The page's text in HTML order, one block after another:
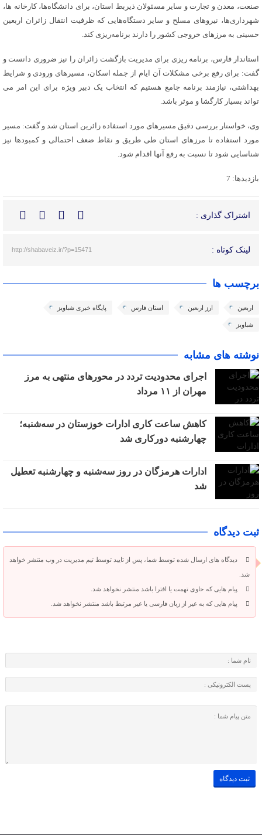
صنعت، معدن و تجارت و سایر مسئولان ذیربط استان، برای دانشگاه‌ها، کارخانه ها،
شهرداری‌ها، نیروهای مسلح و سایر دستگاه‌هایی که ظرفیت انتقال زائران اربعین
حسینی به مرزهای خروجی کشور را دارند برنامه‌ریزی کند.
استاندار فارس، برنامه ریزی برای مدیریت بازگشت زائران را نیز ضروری دانست و
گفت: برای رفع برخی مشکلات آن ایام از جمله اسکان، مسیرهای ورودی و شرایط
بهداشتی، نیازمند برنامه جامع هستیم که انتخاب یک دبیر ویژه برای این امر می
تواند بسیار کارگشا و موثر باشد.
وی، خواستار بررسی دقیق مسیرهای مورد استفاده زائرین استان شد و گفت: مسیر
مورد استفاده تا مرزهای استان طی طریق و نقاط ضعف احتمالی و کمبودها نیز
شناسایی شود تا نسبت به رفع آنها اقدام شود.
بازدیدها: 7
اشتراک گذاری :
لینک کوتاه : http://shabaveiz.ir/?p=15471
برچسب ها
اربعین ارز اربعین استان فارس پایگاه خبری شباویز
شباویز
نوشته های مشابه
اجرای محدودیت تردد در محورهای منتهی به مرز
مهران از ۱۱ مرداد
کاهش ساعت کاری ادارات خوزستان در سه‌شنبه؛
چهارشنبه دورکاری شد
ادارات هرمزگان در روز سه‌شنبه و چهارشنبه تعطیل
شد
ثبت دیدگاه
دیدگاه های ارسال شده توسط شما، پس از تایید توسط تیم مدیریت در وب منتشر خواهد
شد.
پیام هایی که حاوی تهمت یا افترا باشد منتشر نخواهد شد.
پیام هایی که به غیر از زبان فارسی یا غیر مرتبط باشد منتشر نخواهد شد.